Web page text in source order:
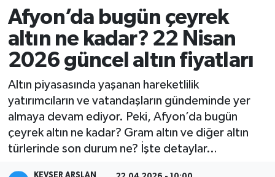
Afyon’da bugün çeyrek
altın ne kadar? 22 Nisan
2026 güncel altın fiyatları
Altın piyasasında yaşanan hareketlilik
yatırımcıların ve vatandaşların gündeminde yer
almaya devam ediyor. Peki, Afyon’da bugün
çeyrek altın ne kadar? Gram altın ve diğer altın
türlerinde son durum ne? İşte detaylar…
KEVSER ARSLAN
Siyaset
Spor
Eğitim
Sağlık
Afyonkarahisar Trafik Yoğunluk Haritası
Süper Lig Puan Durumu ve Fikstür
Tüm Manşetler
Son Dakika Haberleri